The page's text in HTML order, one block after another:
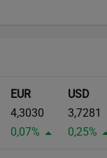
EUR
4,3030
0,07%
USD
3,7281
0,25%